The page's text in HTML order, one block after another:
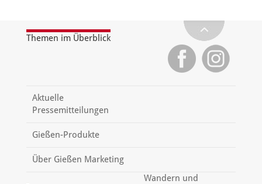
Themen im Überblick
Aktuelle
Pressemitteilungen
Gießen-Produkte
Über Gießen Marketing
Wandern und